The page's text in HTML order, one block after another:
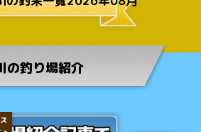
の釣り場紹介